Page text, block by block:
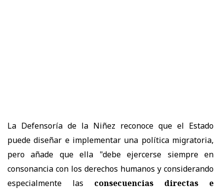
La Defensoría de la Niñez reconoce que el Estado
puede diseñar e implementar una política migratoria,
pero añade que ella "debe ejercerse siempre en
consonancia con los derechos humanos y considerando
especialmente las consecuencias directas e